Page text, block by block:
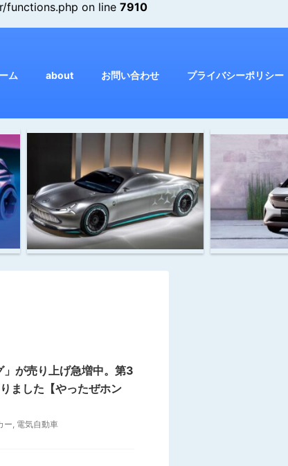
functions.php on line 7910
ム about お問い合わせ プライバシーポリシー
が売り上げ急増中。第3
ました【やったぜホン
ー, 電気自動車